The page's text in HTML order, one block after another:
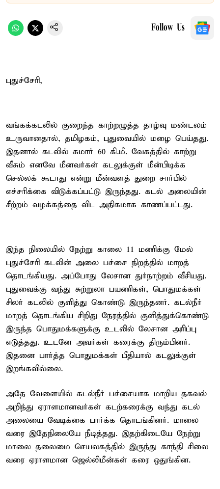
Follow Us
புதுச்சேரி,
வங்கக்கடலில் குறைந்த காற்றழுத்த தாழ்வு மண்டலம்
உருவானதால், தமிழகம், புதுவையில் மழை பெய்தது.
இதனால் கடலில் சுமார் 60 கி.மீ. வேகத்தில் காற்று
வீசும் எனவே மீனவர்கள் கடலுக்குள் மீன்பிடிக்க
செல்லக் கூடாது என்று மீன்வளத் துறை சார்பில்
எச்சரிக்கை விடுக்கப்பட்டு இருந்தது. கடல் அலையின்
சீற்றம் வழக்கத்தை விட அதிகமாக காணப்பட்டது.
இந்த நிலையில் நேற்று காலை 11 மணிக்கு மேல்
புதுச்சேரி கடலின் அலை பச்சை நிறத்தில் மாறத்
தொடங்கியது. அப்போது லேசான துர்நாற்றம் வீசியது.
புதுவைக்கு வந்து சுற்றுலா பயணிகள், பொதுமக்கள்
சிலர் கடலில் குளித்து கொண்டு இருந்தனர். கடல்நீர்
மாறத் தொடங்கிய சிறிது நேரத்தில் குளித்துக்கொண்டு
இருந்த பொதுமக்களுக்கு உடலில் லேசான அரிப்பு
எடுத்தது. உடனே அவர்கள் கரைக்கு திரும்பினர்.
இதனை பார்த்த பொதுமக்கள் பீதியால் கடலுக்குள்
இறங்கவில்லை.
அதே வேளையில் கடல்நீர் பச்சையாக மாறிய தகவல்
அறிந்து ஏராளமானவர்கள் கடற்கரைக்கு வந்து கடல்
அலையை வேடிக்கை பார்க்க தொடங்கினர். மாலை
வரை இதேநிலையே நீடித்தது. இதற்கிடையே நேற்று
மாலை தலைமை செயலகத்தில் இருந்து காந்தி சிலை
வரை ஏராளமான ஜெல்லிமீன்கள் கரை ஒதுங்கின.